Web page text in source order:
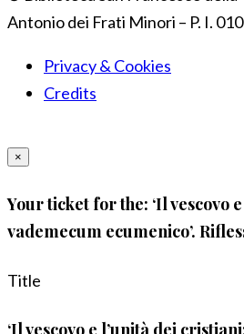
Antonio dei Frati Minori – P. I.
Privacy & Cookies
Credits
×
Your ticket for the: ‘Il vescovo
vademecum ecumenico’.
Title
‘Il vescovo e l’unità dei